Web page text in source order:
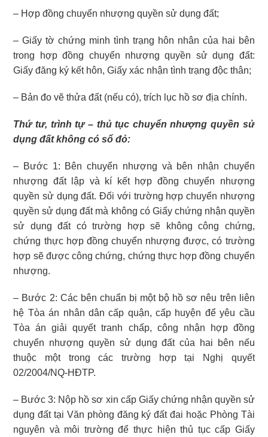
– Hợp đồng chuyển nhượng quyền sử dụng đất;
– Giấy tờ chứng minh tình trạng hôn nhân của hai bên
trong hợp đồng chuyển nhượng quyền sử dụng đất:
Giấy đăng ký kết hôn, Giấy xác nhận tình trạng độc thân;
– Bản đo vẽ thửa đất (nếu có), trích lục hồ sơ địa chính.
Thứ tư, trình tự – thủ tục chuyển nhượng quyền sử
dụng đất không có sổ đỏ:
– Bước 1: Bên chuyển nhượng và bên nhận chuyển
nhượng đất lập và kí kết hợp đồng chuyển nhượng
quyền sử dụng đất. Đối với trường hợp chuyển nhượng
quyền sử dụng đất mà không có Giấy chứng nhận quyền
sử dụng đất có trường hợp sẽ không công chứng,
chứng thực hợp đồng chuyển nhượng được, có trường
hợp sẽ được công chứng, chứng thực hợp đồng chuyển
nhượng.
– Bước 2: Các bên chuẩn bị một bộ hồ sơ nêu trên liên
hệ Tòa án nhân dân cấp quận, cấp huyện để yêu cầu
Tòa án giải quyết tranh chấp, công nhận hợp đồng
chuyển nhượng quyền sử dụng đất của hai bên nếu
thuộc một trong các trường hợp tại Nghị quyết
02/2004/NQ-HĐTP.
– Bước 3: Nộp hồ sơ xin cấp Giấy chứng nhận quyền sử
dụng đất tại Văn phòng đăng ký đất đai hoặc Phòng Tài
nguyên và môi trường để thực hiện thủ tục cấp Giấy